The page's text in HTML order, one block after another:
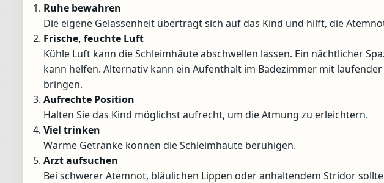
Ruhe bewahren
Die eigene Gelassenheit überträgt sich auf das Kind und hilft, die
Frische, feuchte Luft
Kühle Luft kann die Schleimhäute abschwellen lassen. Ein nächtlicher
kann helfen. Alternativ kann ein Aufenthalt im Badezimmer mit
bringen.
Aufrechte Position
Halten Sie das Kind möglichst aufrecht, um die Atmung zu erleichtern.
Viel trinken
Warme Getränke können die Schleimhäute beruhigen.
Arzt aufsuchen
Bei schwerer Atemnot, bläulichen Lippen oder anhaltendem Stridor